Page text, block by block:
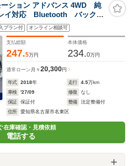
ション アドバンス 4WD 純
イ対応 Bluetooth バックカ
ックレザーシート シート
ミホイール LEDヘッドラ
トキー
プラン付 オンライン相談可
支払総額
247.5万円
本体価格
234.0万円
通常ローン 月々20,300円
年式 2018年 走行 4.5万km
車検
'27/09 修復
なし
保証
保証付 整備
法定整備付
住所
愛知県名古屋市名東区
在庫確認・見積依頼
電話する